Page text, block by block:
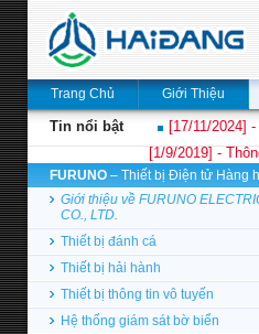
Trang Chủ Giới Thiệu
Tin nổi bật
[17/11/2024]
[1/9/2019] -
FURUNO – Thiết bị Điện tử Hàng
Giới thiệu về FURUNO
CO., LTD.
Thiết bị đánh cá
Thiết bị hải hành
Thiết bị thông tin vô tuyến
Hệ thống giám sát bờ biển